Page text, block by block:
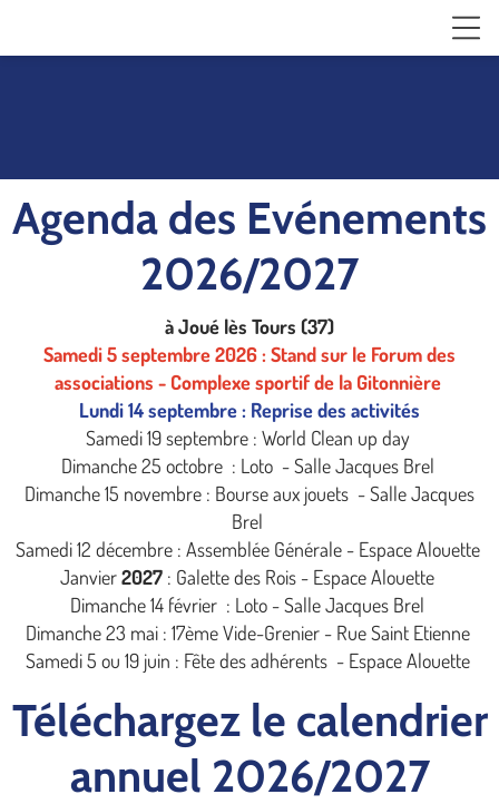
Agenda des Evénements
2026/2027
à Joué lès Tours (37)
Samedi 5 septembre 2026 : Stand sur le Forum des
associations - Complexe sportif de la Gitonnière
Lundi 14 septembre : Reprise des activités
Samedi 19 septembre : World Clean up day
Dimanche 25 octobre : Loto - Salle Jacques Brel
Dimanche 15 novembre : Bourse aux jouets - Salle Jacques
Brel
Samedi 12 décembre : Assemblée Générale - Espace Alouette
Janvier2027 : Galette des Rois - Espace Alouette
Dimanche 14 février : Loto - Salle Jacques Brel
Dimanche 23 mai : 17ème Vide-Grenier - Rue Saint Etienne
Samedi 5 ou 19 juin : Fête des adhérents - Espace Alouette
Téléchargez le calendrier
annuel 2026/2027